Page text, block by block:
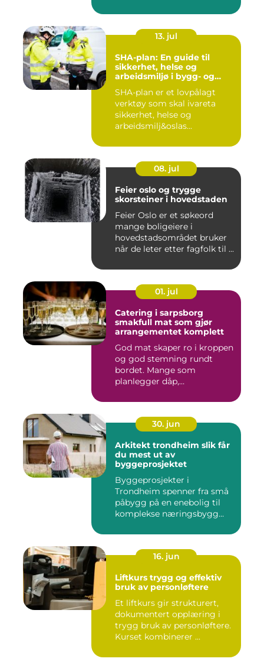
13. jul
SHA-plan: En guide til
sikkerhet, helse og
arbeidsmiljø i bygg- og
SHA-plan er et lovpålagt
verktøy som skal ivareta
sikkerhet, helse og
arbeidsmilj&oslas...
08. jul
Feier oslo og trygge
skorsteiner i hovedstaden
Feier Oslo er et søkeord
mange boligeiere i
hovedstadsområdet bruker
når de leter etter fagfolk til ...
01. jul
Catering i sarpsborg
smakfull mat som gjør
arrangementet komplett
God mat skaper ro i kroppen
og god stemning rundt
bordet. Mange som
planlegger dåp,
30. jun
Arkitekt trondheim slik får
du mest ut av
byggeprosjektet
Byggeprosjekter i
Trondheim spenner fra små
påbygg på en enebolig til
komplekse næringsbygg
16. jun
Liftkurs trygg og effektiv
bruk av personløftere
Et liftkurs gir strukturert,
dokumentert opplæring i
trygg bruk av personløftere.
Kurset kombinerer ...